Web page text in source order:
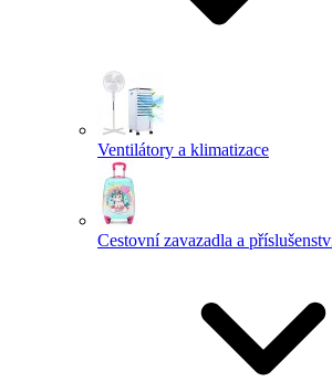
Ventilátory a klimatizace
Cestovní zavazadla a